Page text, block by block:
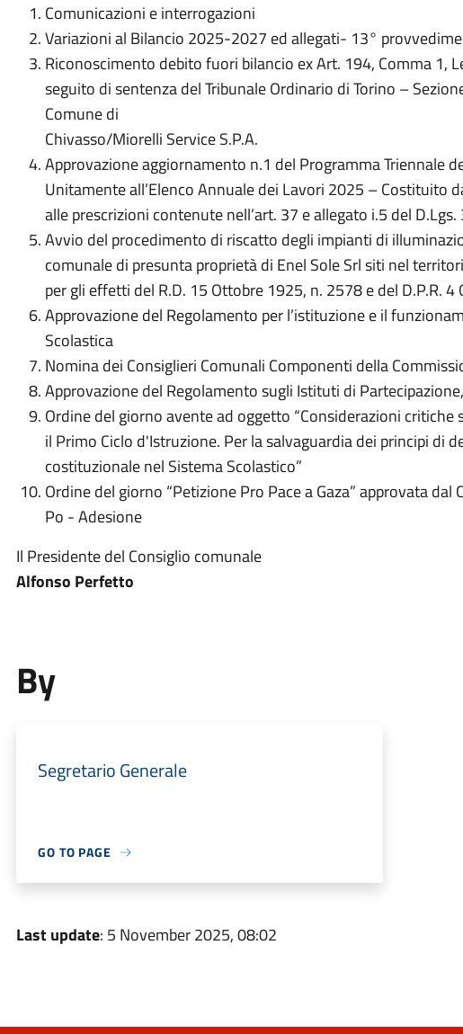
Comunicazioni e interrogazioni
Variazioni al Bilancio 2025-2027 ed allegati- 13°
Riconoscimento debito fuori bilancio ex Art. 194, Comma 1,
seguito di sentenza del Tribunale Ordinario di Torino –
Comune di
Chivasso/Miorelli Service S.P.A.
Approvazione aggiornamento n.1 del Programma Triennale
Unitamente all’Elenco Annuale dei Lavori 2025 – Costituito
alle prescrizioni contenute nell’art. 37 e allegato i.5 del
Avvio del procedimento di riscatto degli impianti di
comunale di presunta proprietà di Enel Sole Srl siti nel
per gli effetti del R.D. 15 Ottobre 1925, n. 2578 e del D.P.R.
Approvazione del Regolamento per l’istituzione e il
Scolastica
Nomina dei Consiglieri Comunali Componenti della
Approvazione del Regolamento sugli Istituti di
Ordine del giorno avente ad oggetto “Considerazioni
il Primo Ciclo d'Istruzione. Per la salvaguardia dei principi di
costituzionale nel Sistema Scolastico”
Ordine del giorno “Petizione Pro Pace a Gaza” approvata
Po - Adesione
Il Presidente del Consiglio comunale
Alfonso Perfetto
By
Segretario Generale
GO TO PAGE
Last update: 5 November 2025, 08:02